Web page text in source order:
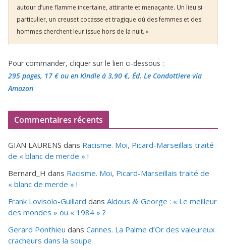
autour d’une flamme incertaine, attirante et menaçante. Un lieu si
particulier, un creuset cocasse et tragique où des femmes et des
hommes cherchent leur issue hors de la nuit. »
Pour commander, cliquer sur le lien ci-dessous :
295 pages, 17 €ou en Kindle à 3,90 €, Éd. Le Condottiere via
Amazon
Commentaires récents
GIAN LAURENS dans Racisme. Moi, Picard-Marseillais traité
de « blanc de merde » !
Bernard_H dans Racisme. Moi, Picard-Marseillais traité de
« blanc de merde » !
Frank Lovisolo-Guillard dans Aldous & George : « Le meilleur
des mondes » ou « 1984 » ?
Gerard Ponthieu dans Cannes. La Palme d’Or des valeureux
cracheurs dans la soupe